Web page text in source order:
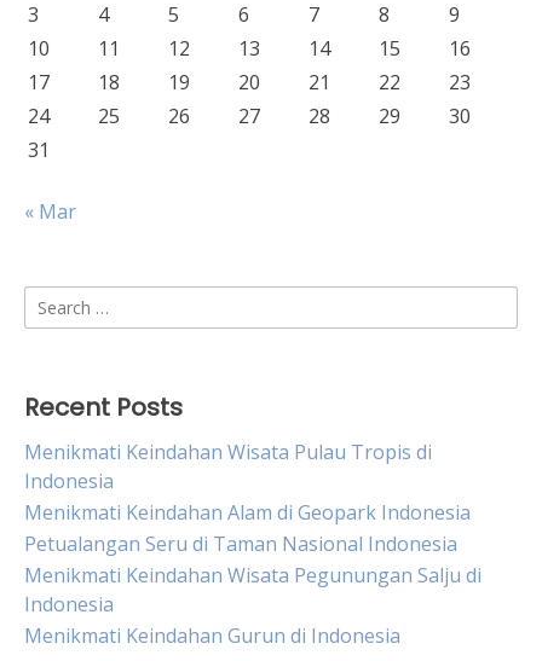
3
4 5 6 7 8
9
10
11 12 13 14 15
16
17
18 19 20 21 22
23
24
25 26 27 28 29
30
31
« Mar
Search
for:
Recent Posts
Menikmati Keindahan Wisata Pulau Tropis di
Indonesia
Menikmati Keindahan Alam di Geopark Indonesia
Petualangan Seru di Taman Nasional Indonesia
Menikmati Keindahan Wisata Pegunungan Salju di
Indonesia
Menikmati Keindahan Gurun di Indonesia